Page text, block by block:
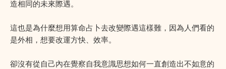
造相同的未來際遇。
這也是為什麼想用算命占卜去改變際遇這樣難，因為人們看的
是外相，想要改運方快、效率。
卻沒有從自己內在覺察自我意識思想如何一直創造出不如意的